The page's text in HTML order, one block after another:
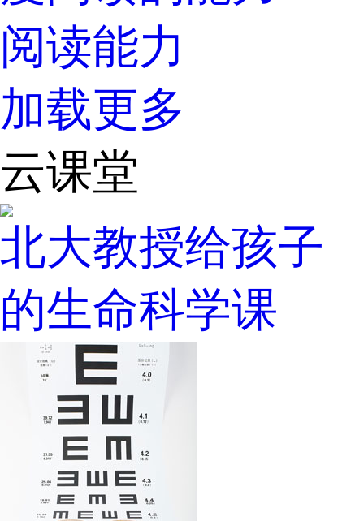
阅读能力
加载更多
云课堂
北大教授给孩子
的生命科学课